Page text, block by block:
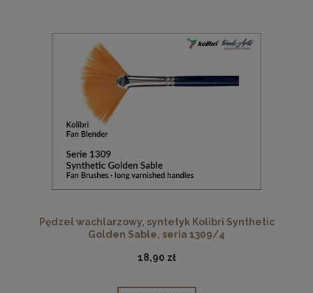
Pędzel wachlarzowy, syntetyk Kolibri Synthetic
Golden Sable, seria 1309/4
18,90 zł